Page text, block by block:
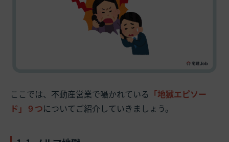
ここでは、不動産営業で囁かれている 「地獄エピソー
ド」９つについてご紹介していきましょう。